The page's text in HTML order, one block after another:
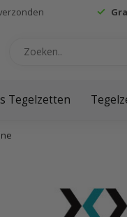
Tegelzetten